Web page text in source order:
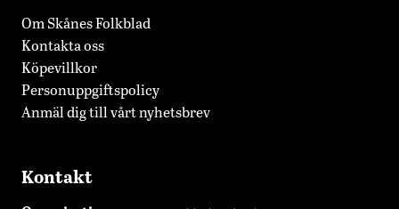
Om Skånes Folkblad
Kontakta oss
Köpevillkor
Personuppgiftspolicy
Anmäl dig till vårt nyhetsbrev
Kontakt